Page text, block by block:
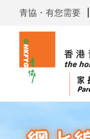
青協・有您需要